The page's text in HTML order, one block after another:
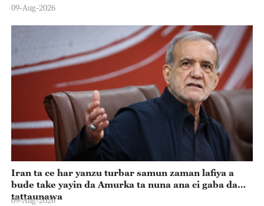
09-Aug-2026
Iran ta ce har yanzu turbar samun zaman lafiya a
bude take yayin da Amurka ta nuna ana ci gaba da
tattaunawa
09-Aug-2026